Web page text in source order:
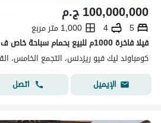
ج.م100,000,000
5
4
1,000 متر مربع
فيلا فاخرة 1000م للبيع بحمام سباحة خاص ف ليك فيو ريزيدنس
كومباوند ليك فيو ريزدنس، التجمع الخامس،
الإيميل
اتصل